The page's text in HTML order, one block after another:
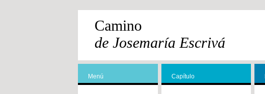
Camino
de Josemaría Escrivá
Menú Capítulo